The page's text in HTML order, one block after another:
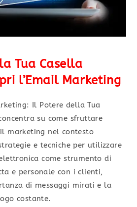
Tua Casella
l’Email Marketing
Il Potere della Tua
su come sfruttare
marketing nel contesto
e tecniche per utilizzare
come strumento di
e personale con i clienti,
di messaggi mirati e la
costante.